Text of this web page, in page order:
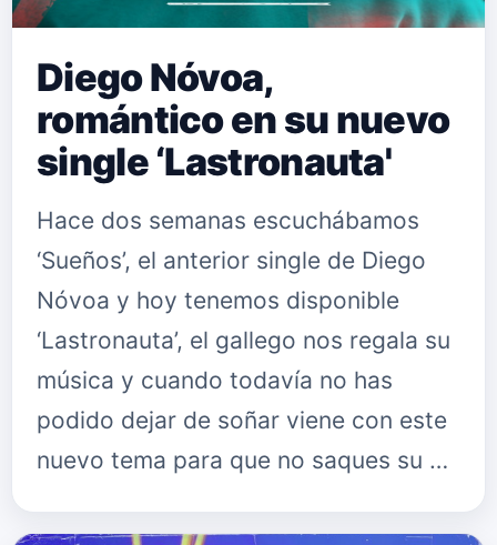
Diego Nóvoa,
romántico en su nuevo
single ‘Lastronauta'
Hace dos semanas escuchábamos
‘Sueños’, el anterior single de Diego
Nóvoa y hoy tenemos disponible
‘Lastronauta’, el gallego nos regala su
música y cuando todavía no has
podido dejar de soñar viene con este
nuevo tema para que no saques su …